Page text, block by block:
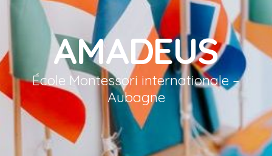
AMADEUS
École Montessori internationale –
Aubagne